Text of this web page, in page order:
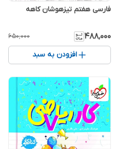
فارسی هفتم تیزهوشان کاهه
۴۸۸٬۰۰۰ ۶۵۰٬۰۰۰
افزودن به سبد